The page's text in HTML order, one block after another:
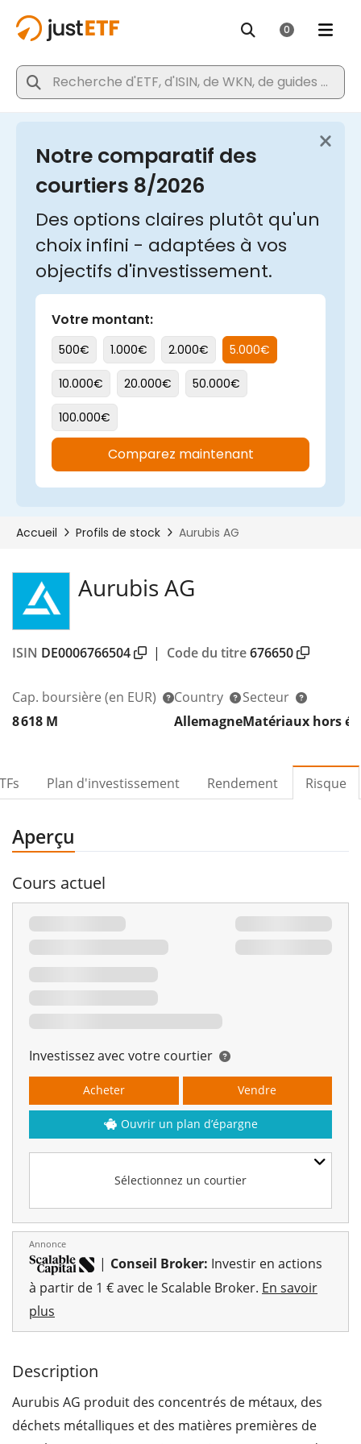
Aurubis AG
ISIN DE0006766504 | Code du titre676650
Cap. boursière (en EUR)
8 618 M
Country
Allemagne
Secteur
Matériaux hors
Plan d'investissement Rendement Risque
Aperçu
Cours actuel
Investissez avec votre courtier
Sélectionnez un courtier
Acheter Vendre
Ouvrir un plan d’épargne
Annonce
| Conseil Broker: Investir en actions
à partir de 1 € avec le Scalable Broker. En savoir
plus
Description
Aurubis AG produit des concentrés de métaux, des
déchets métalliques et des matières premières de